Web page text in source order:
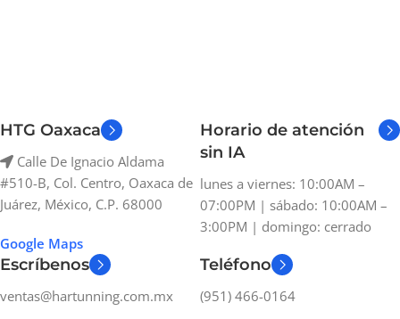
HTG Oaxaca
Calle De Ignacio Aldama
#510-B, Col. Centro, Oaxaca de
Juárez, México, C.P. 68000
Google Maps
Horario de atención
sin IA
lunes a viernes: 10:00AM –
07:00PM | sábado: 10:00AM –
3:00PM | domingo: cerrado
Escríbenos
ventas@hartunning.com.mx
Teléfono
(951) 466-0164